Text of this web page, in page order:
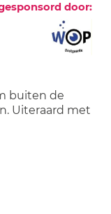
door:
buiten de
Uiteraard met